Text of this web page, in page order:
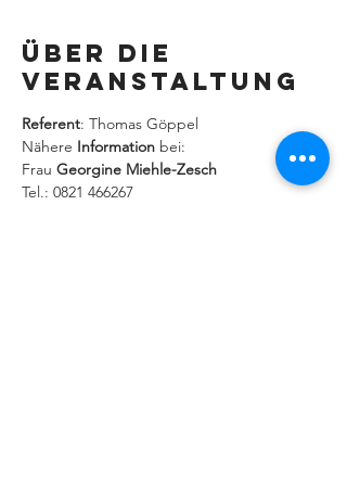
Über die
Veranstaltung
Referent: Thomas Göppel
Nähere Information bei:
Frau Georgine Miehle-Zesch
Tel.: 0821 466267